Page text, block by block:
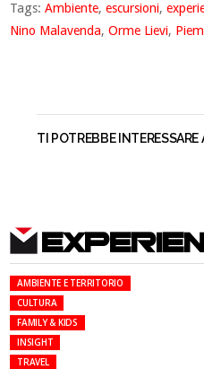
Tags:Ambiente,escursioni,
Nino Malavenda,Orme Lievi,
TI POTREBBE INTERESSARE
AMBIENTE E TERRITORIO
CULTURA
FAMILY & KIDS
INSIGHT
TRAVEL